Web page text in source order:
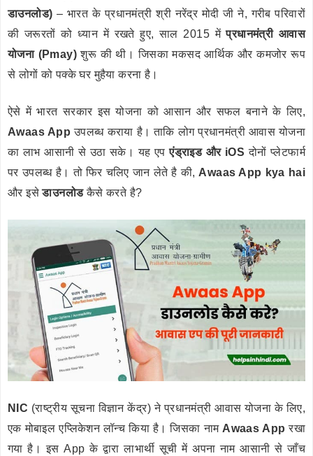
डाउनलोड) – भारत के प्रधानमंत्री श्री नरेंद्र मोदी जी ने, गरीब परिवारों
की जरूरतों को ध्यान में रखते हुए, साल 2015 मेंप्रधानमंत्री आवास
योजना (Pmay) शुरू की थी। जिसका मकसद आर्थिक और कमजोर रूप
से लोगों को पक्के घर मुहैया करना है।
ऐसे में भारत सरकार इस योजना को आसान और सफल बनाने के लिए,
Awaas App उपलब्ध कराया है। ताकि लोग प्रधानमंत्री आवास योजना
का लाभ आसानी से उठा सके। यह एपएंड्राइड और iOS दोनों प्लेटफार्म
पर उपलब्ध है। तो फिर चलिए जान लेते है की, Awaas App kya hai
और इसेडाउनलोडकैसे करते है?
NIC (राष्ट्रीय सूचना विज्ञान केंद्र) ने प्रधानमंत्री आवास योजना के लिए,
एक मोबाइल एप्लिकेशन लॉन्च किया है। जिसका नाम Awaas App रखा
गया है। इस App के द्वारा लाभार्थी सूची में अपना नाम आसानी से जाँच